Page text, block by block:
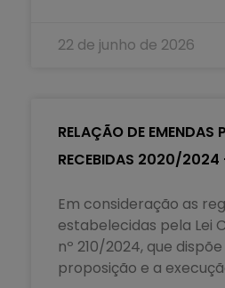
22 de junho de 2026
RELAÇÃO DE EMENDAS
RECEBIDAS 2020/
Em consideração as
estabelecidas pela Lei
nº 210/2024, que
proposição e a